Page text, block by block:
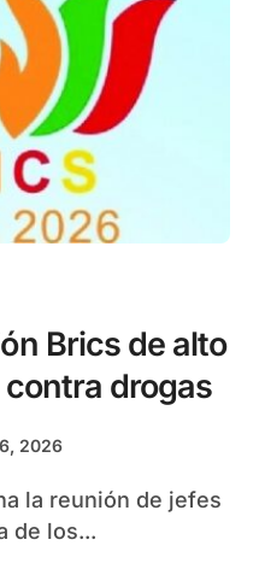
Brics de alto
drogas
2026
de los...